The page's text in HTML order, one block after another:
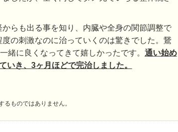
らも出る事を知り、内臓や全身の関節調整で
の刺激なのに治っていくのは驚きでした。鵞
緒に良くなってきて嬉しかったです。 通い始め
いき、3ヶ月ほどで完治しました。
ものではありません。